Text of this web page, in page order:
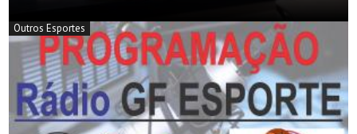
Outros Esportes